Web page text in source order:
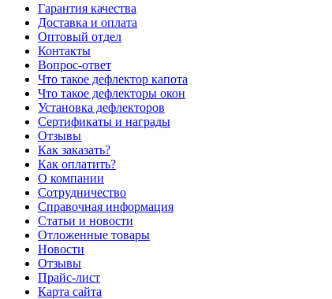
Гарантия качества
Доставка и оплата
Оптовый отдел
Контакты
Вопрос-ответ
Что такое дефлектор капота
Что такое дефлекторы окон
Установка дефлекторов
Сертификаты и награды
Отзывы
Как заказать?
Как оплатить?
О компании
Сотрудничество
Справочная информация
Статьи и новости
Отложенные товары
Новости
Отзывы
Прайс-лист
Карта сайта